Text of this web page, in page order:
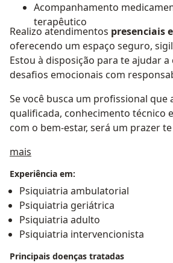
Acompanhamento
terapêutico
Realizo atendimentos presenciais
oferecendo um espaço seguro,
Estou à disposição para te ajudar
desafios emocionais com
Se você busca um profissional que
qualificada, conhecimento técnico
com o bem-estar, será um prazer
mais
Experiência em:
Psiquiatria ambulatorial
Psiquiatria geriátrica
Psiquiatria adulto
Psiquiatria intervencionista
Principais doenças tratadas